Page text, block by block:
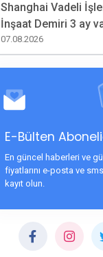
Shanghai Vadeli
İnşaat Demiri 3 ay
07.08.2026
E-Bülten
En güncel haberleri ve
fiyatlarını e-posta ve
kayıt olun.